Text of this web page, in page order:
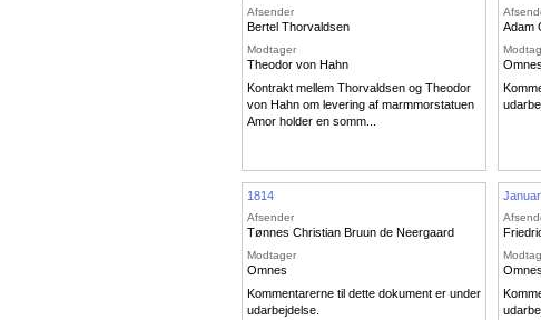
Afsender
Bertel Thorvaldsen
Modtager
Theodor von Hahn
Kontrakt mellem Thorvaldsen og Theodor
von Hahn om levering af marmmorstatuen
Amor holder en somm...
Adam
Omnes
1814
Afsender
Tønnes Christian Bruun de Neergaard
Modtager
Omnes
Kommentarerne til dette dokument er under
udarbejdelse.
Omnes